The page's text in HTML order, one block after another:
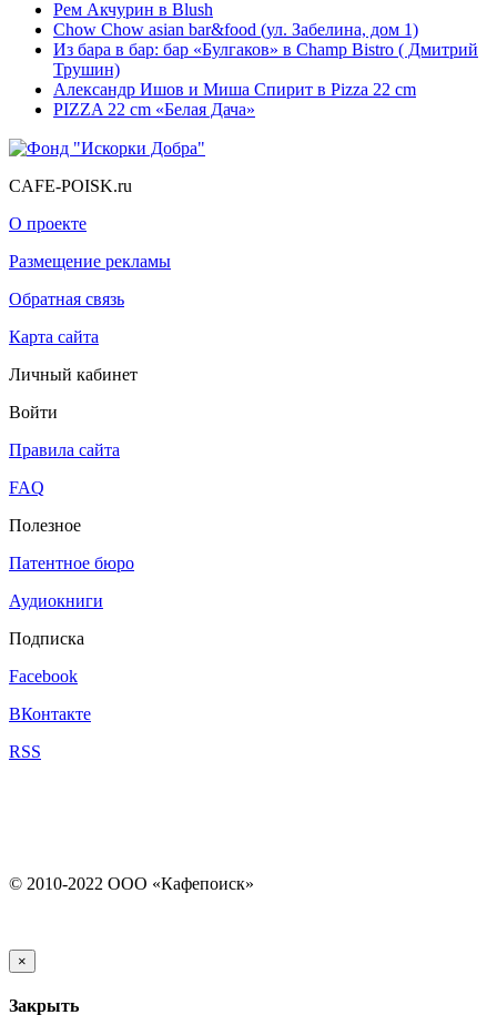
Рем Акчурин в Blush
Chow Chow asian bar&food (ул. Забелина, дом 1)
Из бара в бар: бар «Булгаков» в Champ Bistro ( Дмитрий
Трушин)
Александр Ишов и Миша Спирит в Pizza 22 cm
PIZZA 22 cm «Белая Дача»
CAFE-POISK.ru
О проекте
Размещение рекламы
Обратная связь
Карта сайта
Личный кабинет
Войти
Правила сайта
FAQ
Полезное
Патентное бюро
Аудиокниги
Подписка
Facebook
ВКонтакте
RSS
© 2010-2022 ООО «Кафепоиск»
×
Закрыть